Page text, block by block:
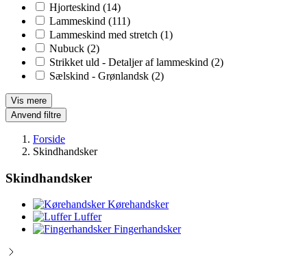
Hjorteskind (14)
Lammeskind (111)
Lammeskind med stretch (1)
Nubuck (2)
Strikket uld - Detaljer af lammeskind (2)
Sælskind - Grønlandsk (2)
Vis mere
Anvend filtre
Forside
Skindhandsker
Skindhandsker
Kørehandsker
Luffer
Fingerhandsker